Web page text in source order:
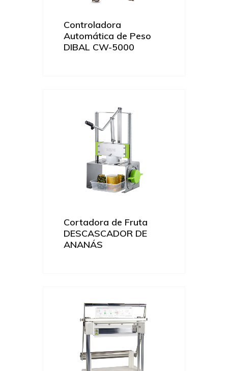
Controladora
Automática de Peso
DIBAL CW-5000
Cortadora de Fruta
DESCASCADOR DE
ANANÁS